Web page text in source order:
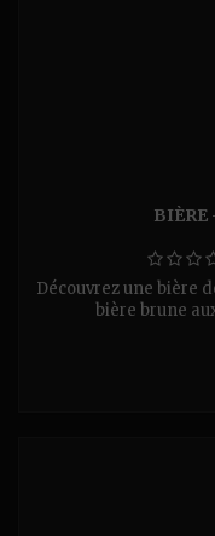
BIÈRE
Découvrez une bière
bière brune